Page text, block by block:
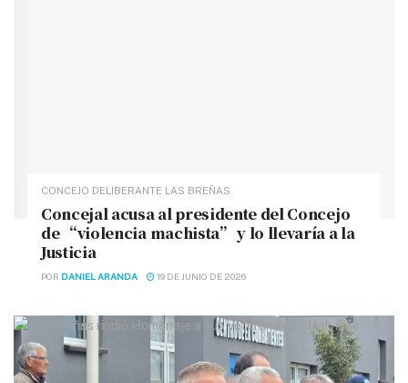
CONCEJO DELIBERANTE LAS BREÑAS
Concejal acusa al presidente del Concejo
de “violencia machista” y lo llevaría a la
Justicia
POR DANIEL ARANDA 19 DE JUNIO DE 2026